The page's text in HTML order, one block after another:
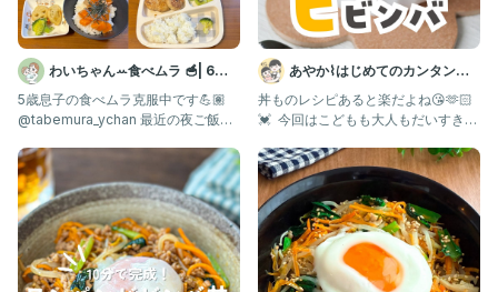
わいちゃんꕀ食べムラ 🥣| 6歳4
歳0歳三兄弟
5歳息子の食べムラ克服中です💪🏽
@tabemura_ychan 最近の夜ご飯ま
あやか⌇はじめてのカンタン離
乳食・幼児食💛
丼ものレシピあると楽だよね😘🫶🏻
💓 ⁡ 今回はこどもも大人もだいすきな